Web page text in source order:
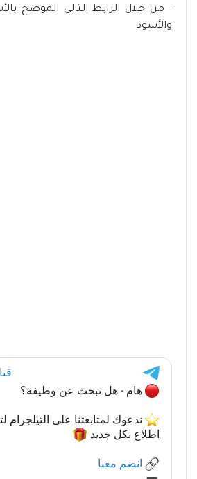
- من خلال الرابط التالي الموضح
والأسود